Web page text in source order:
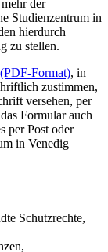
der
Studienzentrum in
hierdurch
zu stellen.
Format), in
zustimmen,
versehen, per
Formular auch
per Post oder
in Venedig
Schutzrechte,